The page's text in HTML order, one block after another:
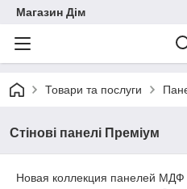
Магазин Дім
Товари та послуги
Стінові панелі Преміум
Новая коллекция панелей МДФ